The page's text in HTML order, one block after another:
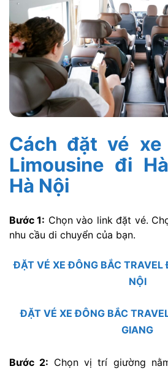
Cách đặt vé
Limousine đi
Hà Nội
Bước 1: Chọn vào link đặt vé.
nhu cầu di chuyển của bạn.
ĐẶT VÉ XE ĐÔNG BẮC TRAVEL
NỘI
ĐẶT VÉ XE ĐÔNG BẮC
GIANG
Bước 2: Chọn vị trí giường